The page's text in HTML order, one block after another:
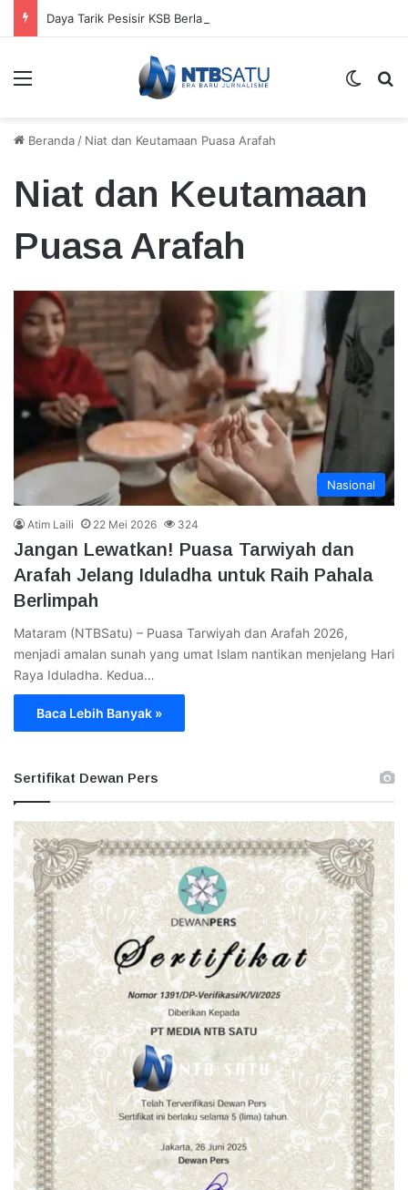
Menu
Beranda / Niat dan Keutamaan Puasa Arafah
Niat dan Keutamaan
Puasa Arafah
Nasional
Atim Laili 22 Mei 2026 324
Jangan Lewatkan! Puasa Tarwiyah dan
Arafah Jelang Iduladha untuk Raih Pahala
Berlimpah
Mataram (NTBSatu) – Puasa Tarwiyah dan Arafah 2026,
menjadi amalan sunah yang umat Islam nantikan menjelang Hari
Raya Iduladha. Kedua…
Baca Lebih Banyak »
Sertifikat Dewan Pers